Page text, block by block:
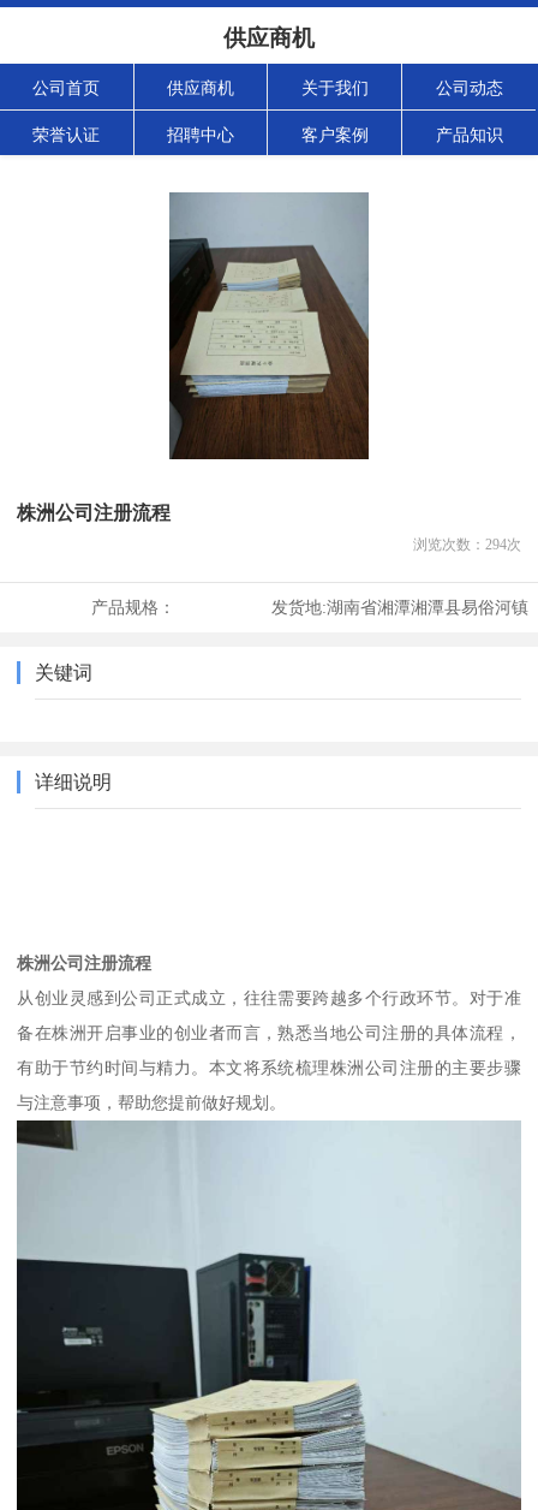
供应商机
公司首页 供应商机 关于我们 公司动态
荣誉认证 招聘中心 客户案例 产品知识
株洲公司注册流程
浏览次数： 294次
产品规格： 发货地:湖南省湘潭湘潭县易俗河镇
关键词
详细说明
株洲公司注册流程
从创业灵感到公司正式成立，往往需要跨越多个行政环节。对于准
备在株洲开启事业的创业者而言，熟悉当地公司注册的具体流程，
有助于节约时间与精力。本文将系统梳理株洲公司注册的主要步骤
与注意事项，帮助您提前做好规划。